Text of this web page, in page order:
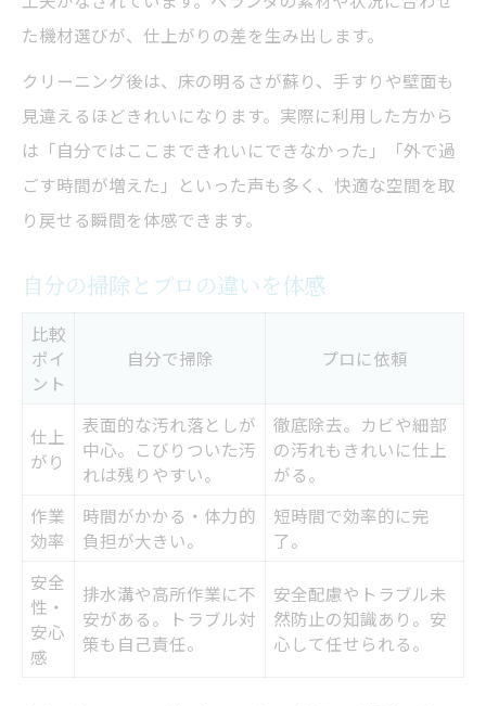
た機材選びが、仕上がりの差を生み出します。
クリーニング後は、床の明るさが蘇り、手すりや壁面も
見違えるほどきれいになります。実際に利用した方から
は「自分ではここまできれいにできなかった」「外で過
ごす時間が増えた」といった声も多く、快適な空間を取
り戻せる瞬間を体感できます。
自分の掃除とプロの違いを体感
比較
ポイ
ント
自分で掃除 プロに依頼
仕上
がり
表面的な汚れ落としが
中心。こびりついた汚
れは残りやすい。
徹底除去。カビや細部
の汚れもきれいに仕上
がる。
作業
効率
時間がかかる・体力的
負担が大きい。
短時間で効率的に完
了。
安全
性・
安心
感
排水溝や高所作業に不
安がある。トラブル対
策も自己責任。
安全配慮やトラブル未
然防止の知識あり。安
心して任せられる。